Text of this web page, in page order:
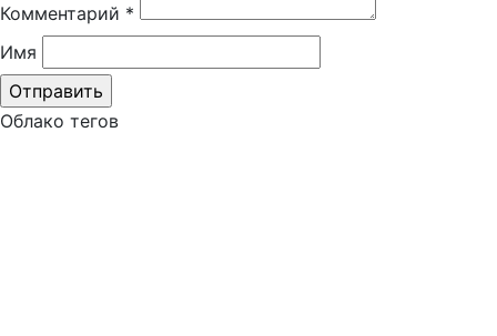
Комментарий *
Имя
Облако тегов